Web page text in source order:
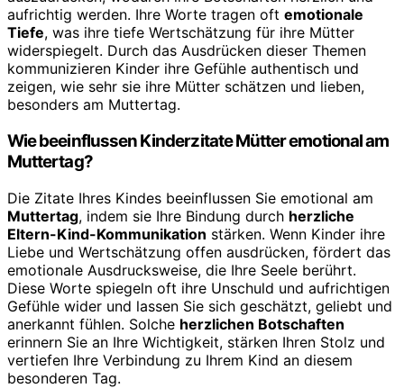
aufrichtig werden. Ihre Worte tragen oft emotionale
Tiefe, was ihre tiefe Wertschätzung für ihre Mütter
widerspiegelt. Durch das Ausdrücken dieser Themen
kommunizieren Kinder ihre Gefühle authentisch und
zeigen, wie sehr sie ihre Mütter schätzen und lieben,
besonders am Muttertag.
Wie beeinflussen Kinderzitate Mütter emotional am
Muttertag?
Die Zitate Ihres Kindes beeinflussen Sie emotional am
Muttertag, indem sie Ihre Bindung durch herzliche
Eltern-Kind-Kommunikation stärken. Wenn Kinder ihre
Liebe und Wertschätzung offen ausdrücken, fördert das
emotionale Ausdrucksweise, die Ihre Seele berührt.
Diese Worte spiegeln oft ihre Unschuld und aufrichtigen
Gefühle wider und lassen Sie sich geschätzt, geliebt und
anerkannt fühlen. Solche herzlichen Botschaften
erinnern Sie an Ihre Wichtigkeit, stärken Ihren Stolz und
vertiefen Ihre Verbindung zu Ihrem Kind an diesem
besonderen Tag.